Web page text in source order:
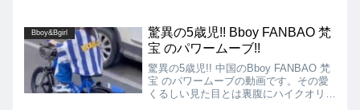
で優勝するほどの実力者!!
Bboy&Bgirl
驚異の5歳児!! Bboy FANBAO 梵
宝 のパワームーブ!!
驚異の5歳児!! 中国のBboy FANBAO 梵
宝 のパワームーブの動画です。その愛
くるしい見た目とは裏腹にハイクオリテ